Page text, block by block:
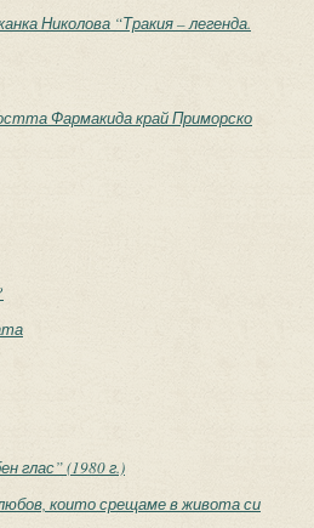
Николова “Тракия – легенда.
Фармакида край Приморско
глас” (1980 г.)
които срещаме в живота си